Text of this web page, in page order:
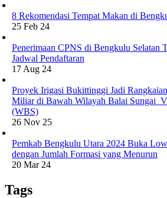
8 Rekomendasi Tempat Makan di
25 Feb 24
Penerimaan CPNS di Bengkulu Selatan
Jadwal Pendaftaran
17 Aug 24
Proyek Irigasi Bukittinggi Jadi
Miliar di Bawah Wilayah Balai Sungai
(WBS)
26 Nov 25
Pemkab Bengkulu Utara 2024 Buka
dengan Jumlah Formasi yang Menurun
20 Mar 24
Tags